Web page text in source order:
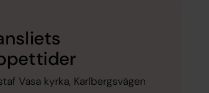
Vasa kyrka, Karlbergsvägen